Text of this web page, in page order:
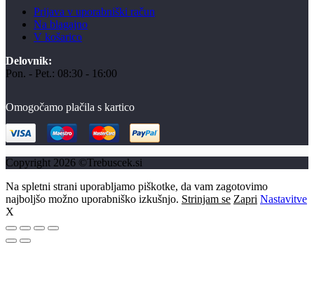
Prijava v uporabniški račun
Na blagajno
V košarico
Delovnik:
Pon. - Pet.: 08:30 - 16:00
Omogočamo plačila s kartico
Copyright 2026 ©Trebuscek.si
Na spletni strani uporabljamo piškotke, da vam zagotovimo
najboljšo možno uporabniško izkušnjo. Strinjam se Zapri Nastavitve
X